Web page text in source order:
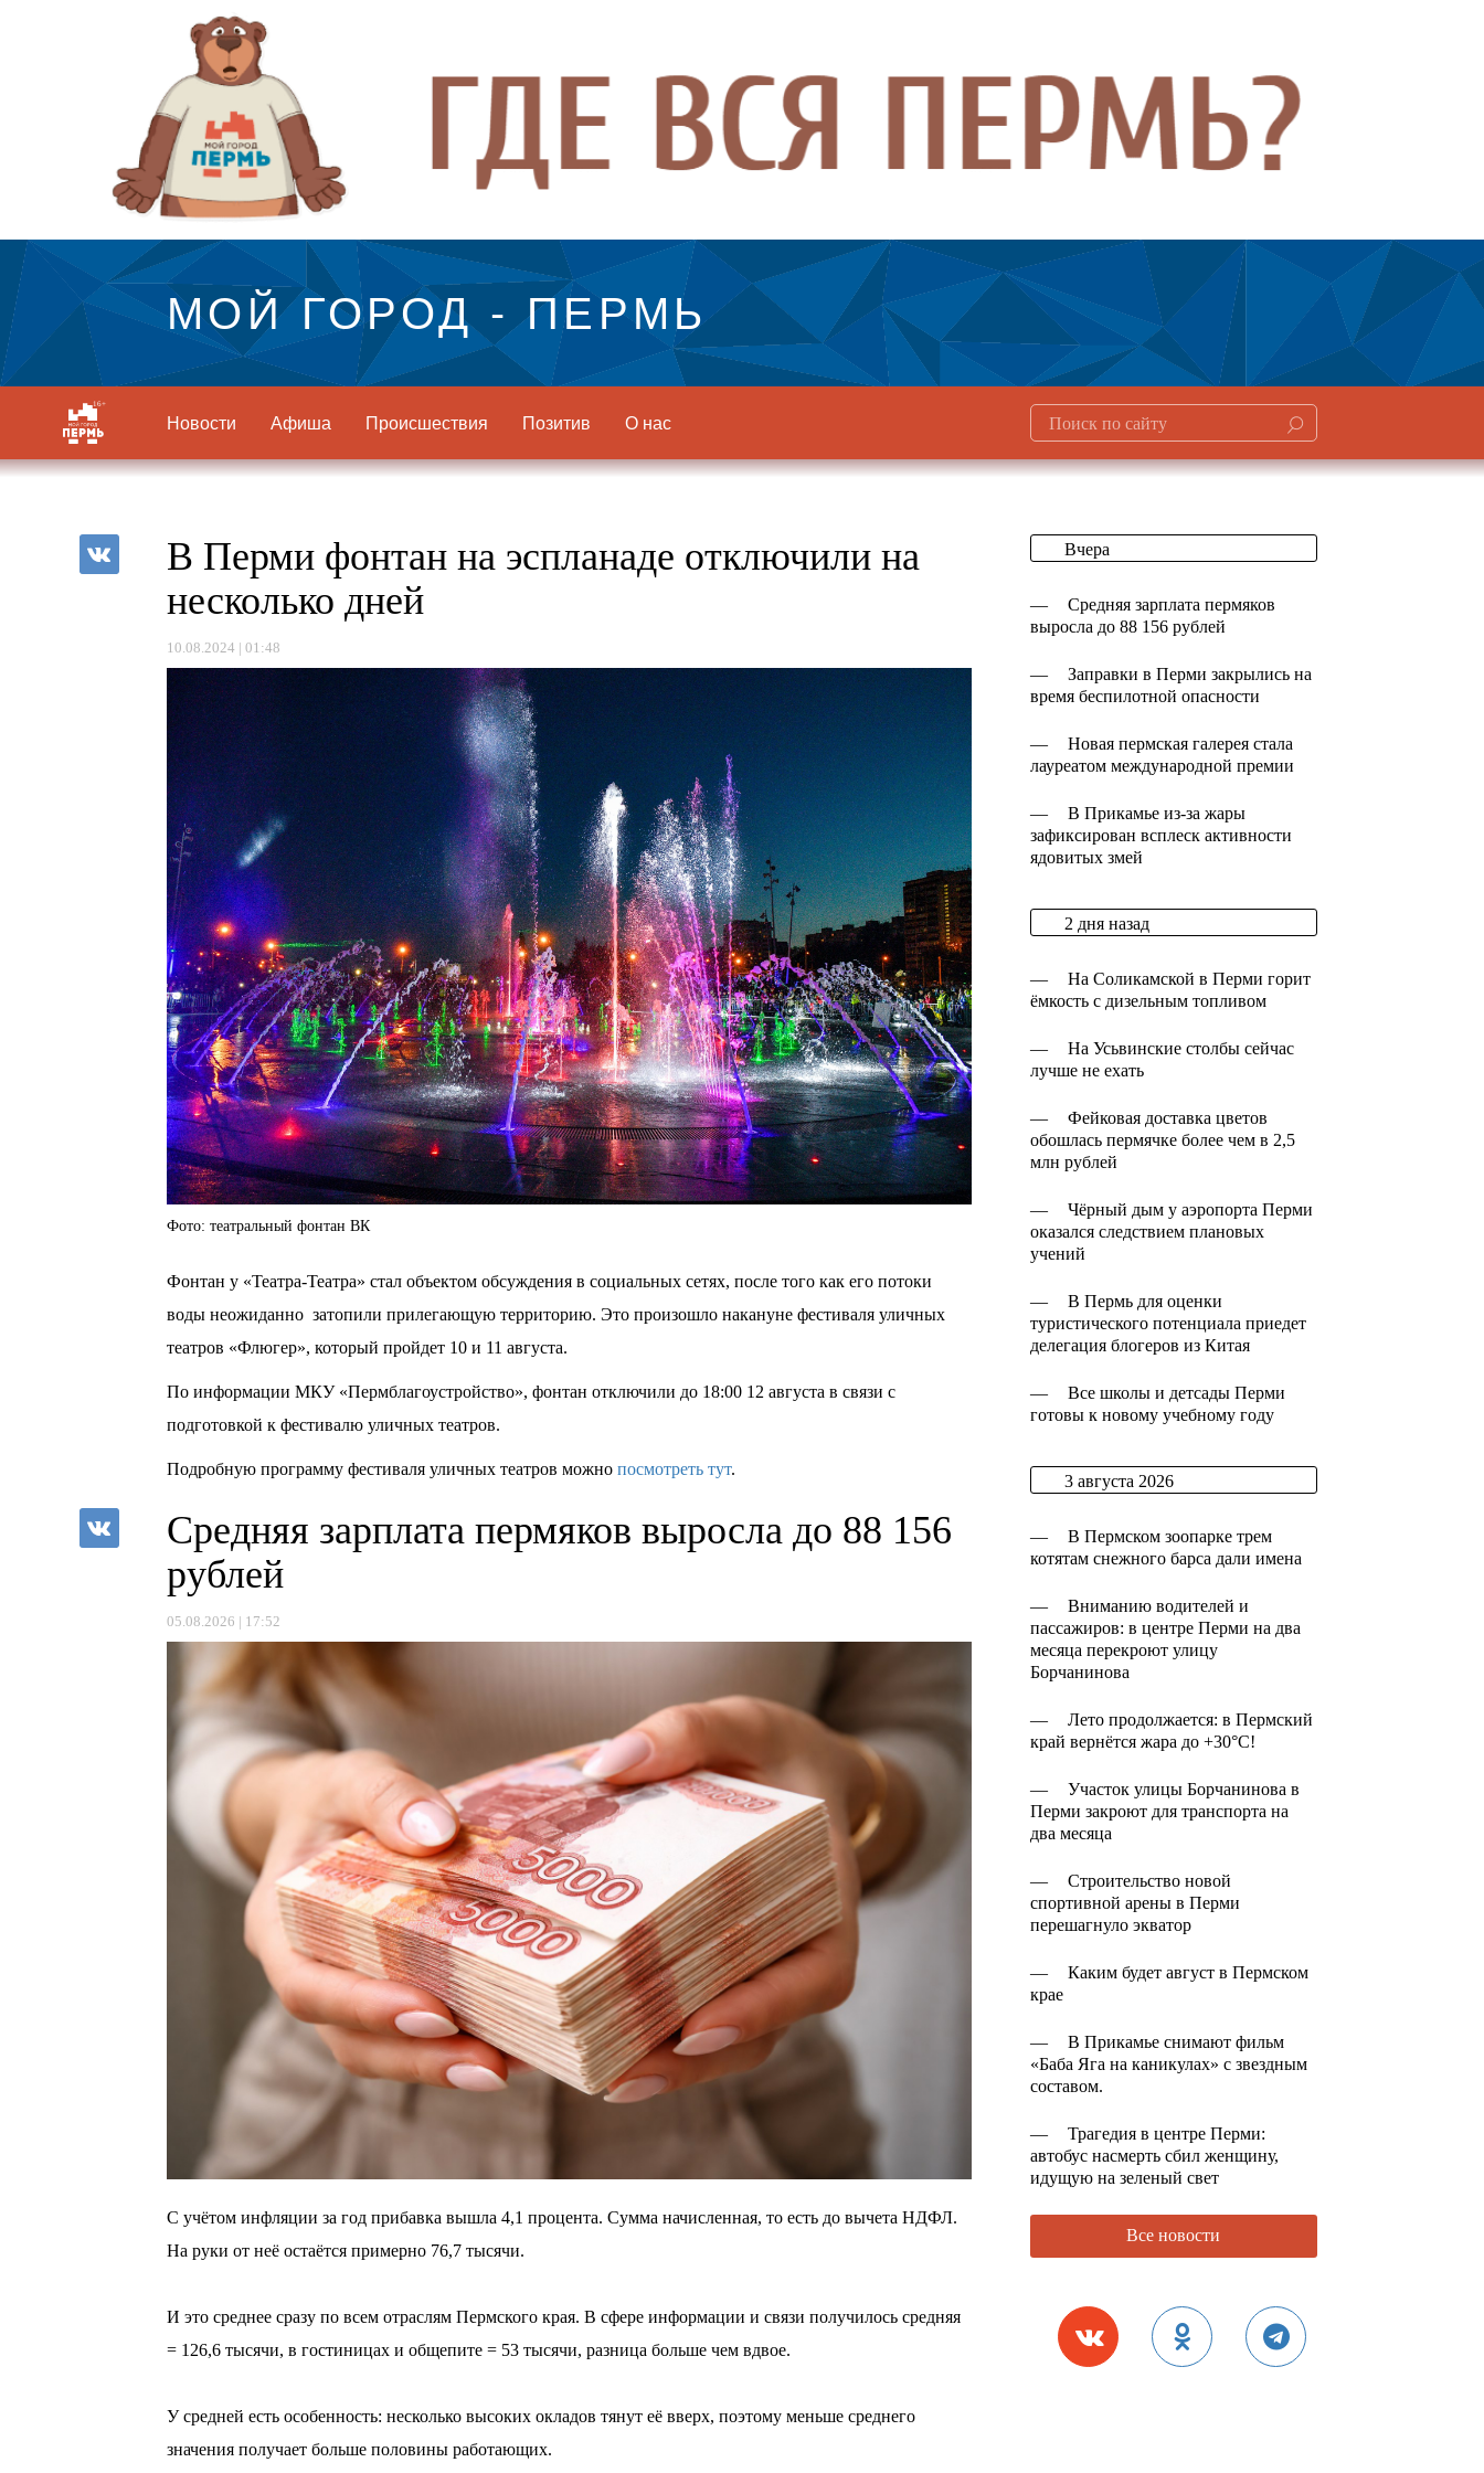
МОЙ ГОРОД - ПЕРМЬ
Новости Афиша Происшествия Позитив О нас
В Перми фонтан на эспланаде отключили на
несколько дней
10.08.2024 | 01:48
Фото: театральный фонтан ВК
Фонтан у «Театра-Театра» стал объектом обсуждения в социальных сетях, после того как его потоки
воды неожиданно затопили прилегающую территорию. Это произошло накануне фестиваля уличных
театров «Флюгер», который пройдет 10 и 11 августа.
По информации МКУ «Пермблагоустройство», фонтан отключили до 18:00 12 августа в связи с
подготовкой к фестивалю уличных театров.
Подробную программу фестиваля уличных театров можно посмотреть тут.
Средняя зарплата пермяков выросла до 88 156
рублей
05.08.2026 | 17:52
С учётом инфляции за год прибавка вышла 4,1 процента. Сумма начисленная, то есть до вычета НДФЛ.
На руки от неё остаётся примерно 76,7 тысячи.
И это среднее сразу по всем отраслям Пермского края. В сфере информации и связи получилось средняя
= 126,6 тысячи, в гостиницах и общепите = 53 тысячи, разница больше чем вдвое.
У средней есть особенность: несколько высоких окладов тянут её вверх, поэтому меньше среднего
значения получает больше половины работающих.
Вчера
—
Средняя зарплата пермяков
выросла до 88 156 рублей
—
Заправки в Перми закрылись на
время беспилотной опасности
—
Новая пермская галерея стала
лауреатом международной премии
—
В Прикамье из-за жары
зафиксирован всплеск активности
ядовитых змей
2 дня назад
—
На Соликамской в Перми горит
ёмкость с дизельным топливом
—
На Усьвинские столбы сейчас
лучше не ехать
—
Фейковая доставка цветов
обошлась пермячке более чем в 2,5
млн рублей
—
Чёрный дым у аэропорта Перми
оказался следствием плановых
учений
—
В Пермь для оценки
туристического потенциала приедет
делегация блогеров из Китая
—
Все школы и детсады Перми
готовы к новому учебному году
3 августа 2026
—
В Пермском зоопарке трем
котятам снежного барса дали имена
—
Вниманию водителей и
пассажиров: в центре Перми на два
месяца перекроют улицу
Борчанинова
—
Лето продолжается: в Пермский
край вернётся жара до +30°C!
—
Участок улицы Борчанинова в
Перми закроют для транспорта на
два месяца
—
Строительство новой
спортивной арены в Перми
перешагнуло экватор
—
Каким будет август в Пермском
крае
—
В Прикамье снимают фильм
«Баба Яга на каникулах» с звездным
составом.
—
Трагедия в центре Перми:
автобус насмерть сбил женщину,
идущую на зеленый свет
Все новости